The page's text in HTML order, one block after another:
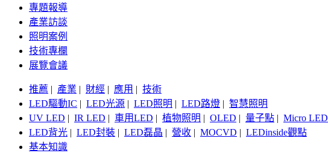
專題報導
產業訪談
照明案例
技術專欄
展覽會議
推薦 | 產業 | 財經 | 應用 | 技術
LED驅動IC | LED光源 | LED照明 | LED路燈 | 智慧照明
UV LED | IR LED | 車用LED | 植物照明 | OLED | 量子點 | Micro LED
LED背光 | LED封裝 | LED磊晶 | 營收 | MOCVD | LEDinside觀點
基本知識